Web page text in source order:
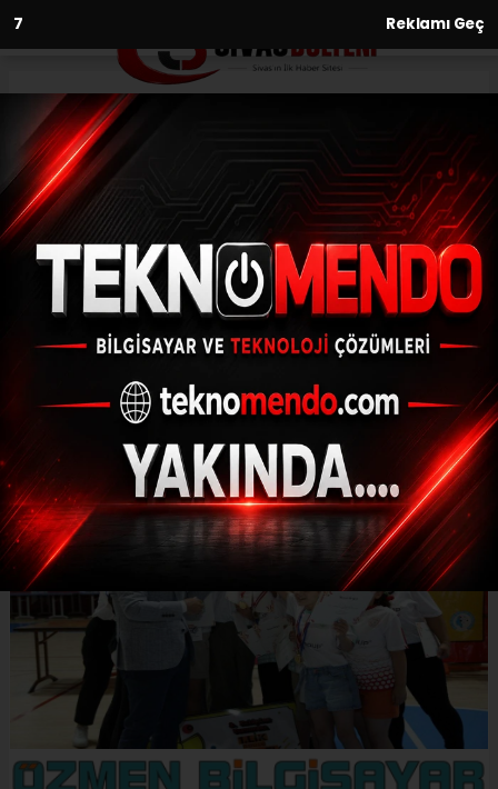
6 Reklamı Geç
Anasayfa Gündem
Bozüyük Zeka Kulübü Türkiye
1’inci oldu
GÜNDEM
(İHA) - İhlas Haber Ajansı | 29.06.2024 - 16:03, Güncelleme:
29.06.2024 - 15:50
Bozüyük Zeka Kulübü Türkiye 1’inci oldu